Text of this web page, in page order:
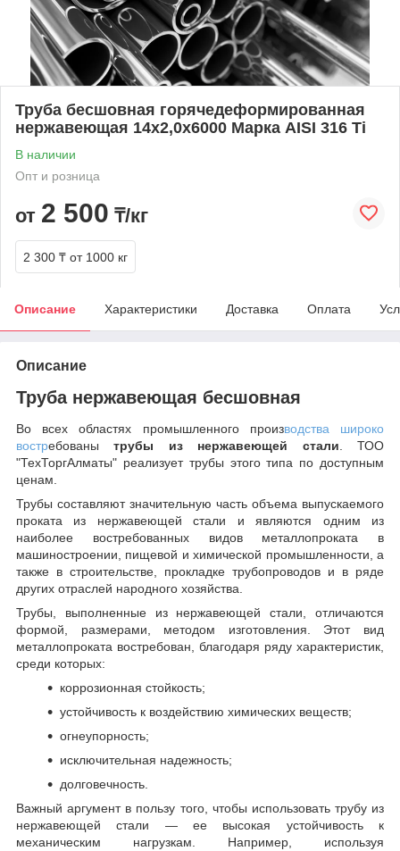
Труба бесшовная горячедеформированная
нержавеющая 14х2,0х6000 Марка AISI 316 Ti
В наличии
Опт и розница
от 2 500 ₸/кг
2 300 ₸ от 1000 кг
Описание Характеристики Доставка Оплата
Описание
Труба нержавеющая бесшовная
Во всех областях промышленного производства широко
востребованытрубы из нержавеющей стали. ТОО
"ТехТоргАлматы" реализует трубы этого типа по доступным
ценам.
Трубы составляют значительную часть объема выпускаемого
проката из нержавеющей стали и являются одним из
наиболее востребованных видов металлопроката в
машиностроении, пищевой и химической промышленности, а
также в строительстве, прокладке трубопроводов и в ряде
других отраслей народного хозяйства.
Трубы, выполненные из нержавеющей стали, отличаются
формой, размерами, методом изготовления. Этот вид
металлопроката востребован, благодаря ряду характеристик,
среди которых:
коррозионная стойкость;
устойчивость к воздействию химических веществ;
огнеупорность;
исключительная надежность;
долговечность.
Важный аргумент в пользу того, чтобы использовать трубу из
нержавеющей стали — ее высокая устойчивость к
механическим нагрузкам. Например, используя